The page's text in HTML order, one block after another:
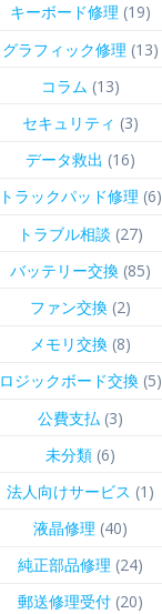
キーボード修理 (19)
グラフィック修理 (13)
コラム (13)
セキュリティ (3)
データ救出 (16)
トラックパッド修理 (6)
トラブル相談 (27)
バッテリー交換(85)
ファン交換(2)
メモリ交換(8)
ロジックボード交換(5)
公費支払(3)
未分類(6)
法人向けサービス (1)
液晶修理 (40)
純正部品修理 (24)
郵送修理受付(20)